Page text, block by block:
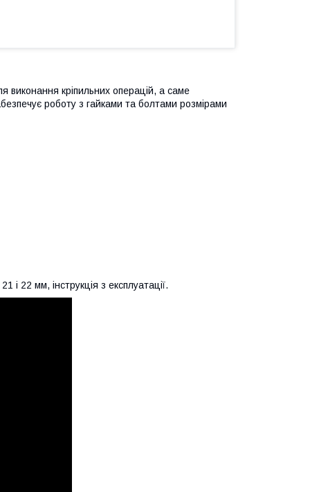
кріпильних операцій, а саме
роботу з гайками та болтами розмірами
і 22 мм, інструкція з експлуатації.